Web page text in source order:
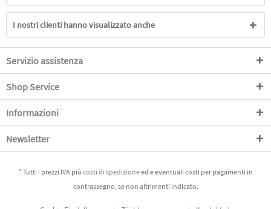
I nostri clienti hanno visualizzato anche
Servizio assistenza
Shop Service
Informazioni
Newsletter
* Tutti i prezzi IVA più costi di spedizioneed e eventuali costi per pagamenti in
contrassegno, se non altrimenti indicato.